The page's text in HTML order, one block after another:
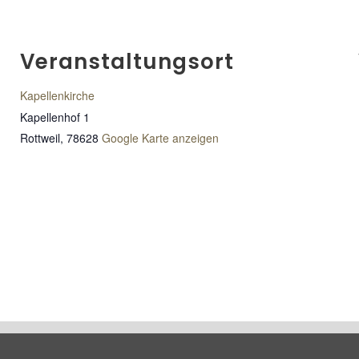
Veranstaltungsort
Kapellenkirche
Kapellenhof 1
Rottweil, 78628 Google Karte anzeigen